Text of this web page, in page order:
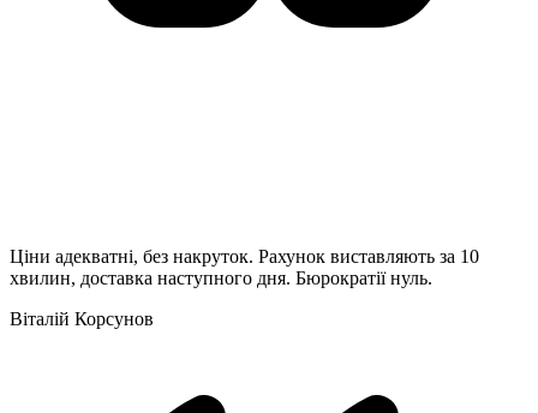
Ціни адекватні, без накруток. Рахунок виставляють за 10
хвилин, доставка наступного дня. Бюрократії нуль.
Віталій Корсунов